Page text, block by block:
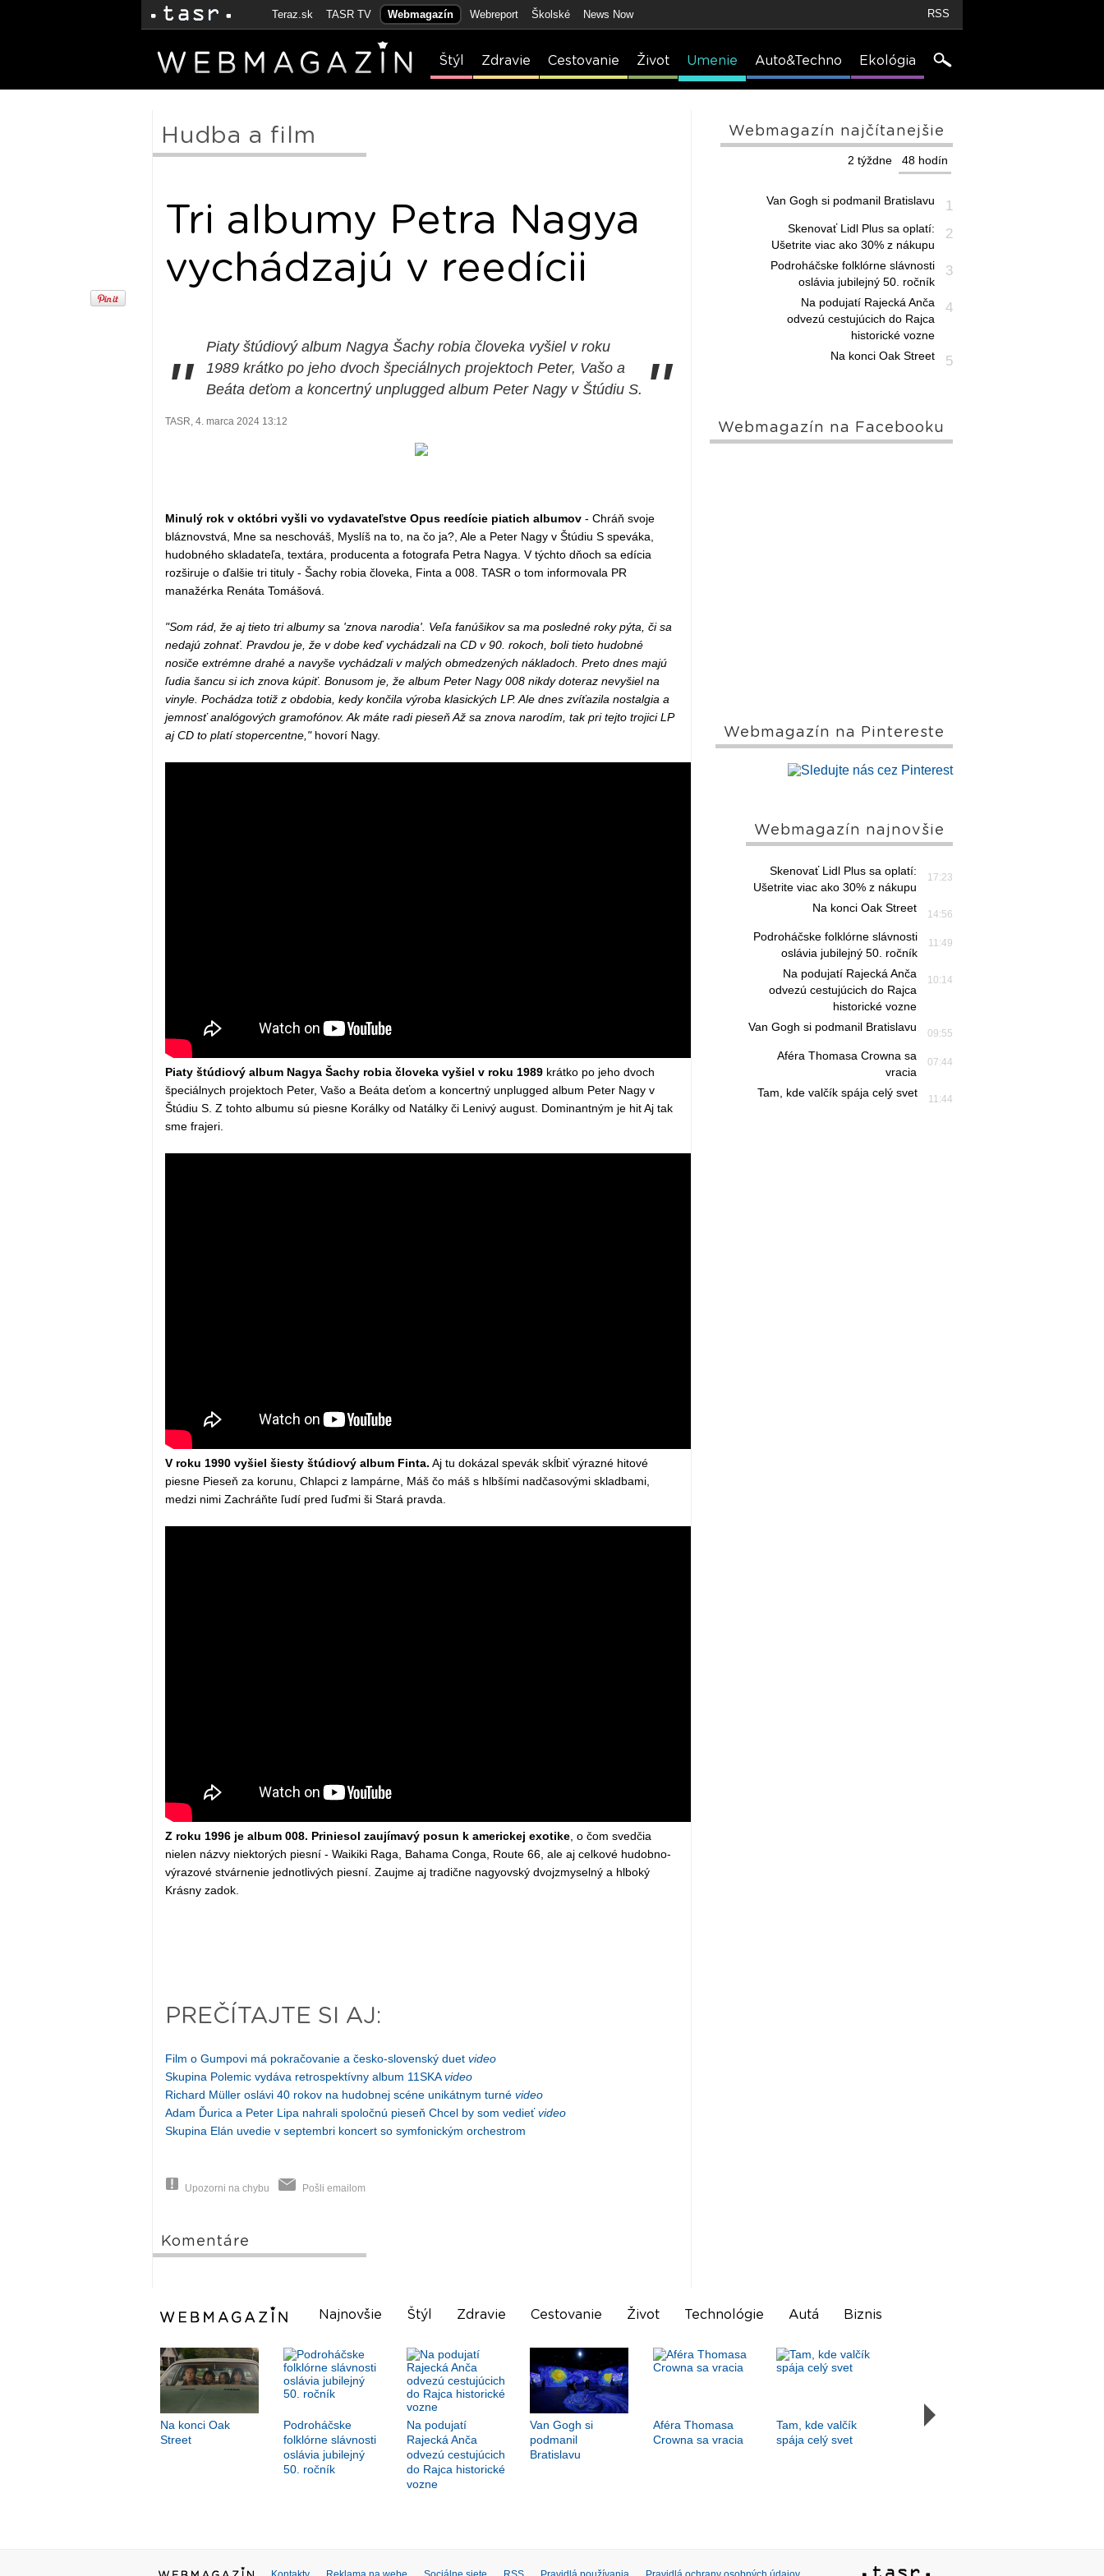
Teraz.sk TASR TV Webmagazín Webreport Školské News Now RSS
Štýl Zdravie Cestovanie Život Umenie Auto&Techno Ekológia
Hudba a film
Tri albumy Petra Nagya
vychádzajú v reedícii
"
Piaty štúdiový album Nagya Šachy robia človeka vyšiel v roku
1989 krátko po jeho dvoch špeciálnych projektoch Peter, Vašo a
Beáta deťom a koncertný unplugged album Peter Nagy v Štúdiu S. "
TASR, 4. marca 2024 13:12
Minulý rok v októbri vyšli vo vydavateľstve Opus reedície piatich albumov - Chráň svoje
bláznovstvá, Mne sa neschováš, Myslíš na to, na čo ja?, Ale a Peter Nagy v Štúdiu S speváka,
hudobného skladateľa, textára, producenta a fotografa Petra Nagya. V týchto dňoch sa edícia
rozširuje o ďalšie tri tituly - Šachy robia človeka, Finta a 008. TASR o tom informovala PR
manažérka Renáta Tomášová.
"Som rád, že aj tieto tri albumy sa 'znova narodia'. Veľa fanúšikov sa ma posledné roky pýta, či sa
nedajú zohnať. Pravdou je, že v dobe keď vychádzali na CD v 90. rokoch, boli tieto hudobné
nosiče extrémne drahé a navyše vychádzali v malých obmedzených nákladoch. Preto dnes majú
ľudia šancu si ich znova kúpiť. Bonusom je, že album Peter Nagy 008 nikdy doteraz nevyšiel na
vinyle. Pochádza totiž z obdobia, kedy končila výroba klasických LP. Ale dnes zvíťazila nostalgia a
jemnosť analógových gramofónov. Ak máte radi pieseň Až sa znova narodím, tak pri tejto trojici LP
aj CD to platí stopercentne,"hovorí Nagy.
Piaty štúdiový album Nagya Šachy robia človeka vyšiel v roku 1989 krátko po jeho dvoch
špeciálnych projektoch Peter, Vašo a Beáta deťom a koncertný unplugged album Peter Nagy v
Štúdiu S. Z tohto albumu sú piesne Korálky od Natálky či Lenivý august. Dominantným je hit Aj tak
sme frajeri.
V roku 1990 vyšiel šiesty štúdiový album Finta. Aj tu dokázal spevák skĺbiť výrazné hitové
piesne Pieseň za korunu, Chlapci z lampárne, Máš čo máš s hlbšími nadčasovými skladbami,
medzi nimi Zachráňte ľudí pred ľuďmi ši Stará pravda.
Z roku 1996 je album 008. Priniesol zaujímavý posun k americkej exotike, o čom svedčia
nielen názvy niektorých piesní - Waikiki Raga, Bahama Conga, Route 66, ale aj celkové hudobno-
výrazové stvárnenie jednotlivých piesní. Zaujme aj tradične nagyovský dvojzmyselný a hlboký
Krásny zadok.
PREČÍTAJTE SI AJ:
Film o Gumpovi má pokračovanie a česko-slovenský duet video
Skupina Polemic vydáva retrospektívny album 11SKAvideo
Richard Müller oslávi 40 rokov na hudobnej scéne unikátnym turné video
Adam Ďurica a Peter Lipa nahrali spoločnú pieseň Chcel by som vedieťvideo
Skupina Elán uvedie v septembri koncert so symfonickým orchestrom
Upozorni na chybu Pošli emailom
Komentáre
Webmagazín najčítanejšie
48 hodín
2 týždne
1
Van Gogh si podmanil Bratislavu
2
Skenovať Lidl Plus sa oplatí:
Ušetrite viac ako 30% z nákupu
3
Podroháčske folklórne slávnosti
oslávia jubilejný 50. ročník
4
Na podujatí Rajecká Anča
odvezú cestujúcich do Rajca
historické vozne
5
Na konci Oak Street
Webmagazín na Facebooku
Webmagazín na Pintereste
Webmagazín najnovšie
17:23
Skenovať Lidl Plus sa oplatí:
Ušetrite viac ako 30% z nákupu
14:56
Na konci Oak Street
11:49
Podroháčske folklórne slávnosti
oslávia jubilejný 50. ročník
10:14
Na podujatí Rajecká Anča
odvezú cestujúcich do Rajca
historické vozne
09:55
Van Gogh si podmanil Bratislavu
07:44
Aféra Thomasa Crowna sa
vracia
11:44
Tam, kde valčík spája celý svet
Najnovšie Štýl Zdravie Cestovanie Život Technológie Autá Biznis
Na konci Oak
Street
Podroháčske
folklórne slávnosti
oslávia jubilejný
50. ročník
Na podujatí
Rajecká Anča
odvezú cestujúcich
do Rajca historické
vozne
Van Gogh si
podmanil
Bratislavu
Aféra Thomasa
Crowna sa vracia
Tam, kde valčík
spája celý svet